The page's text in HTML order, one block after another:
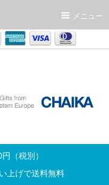
メニュー
（税別）
上げで送料無料